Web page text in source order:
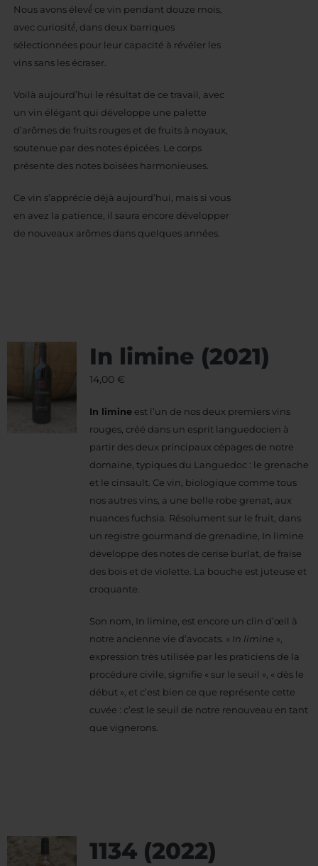
Nous avons élevé́ ce vin pendant douze mois,
avec curiosité́, dans deux barriques
sélectionnées pour leur capacité à révéler les
vins sans les écraser.
Voilà aujourd’hui le résultat de ce travail, avec
un vin élégant qui développe une palette
d’arômes de fruits rouges et de fruits à noyaux,
soutenue par des notes épicées. Le corps
présente des notes boisées harmonieuses.
Ce vin s’apprécie déjà aujourd’hui, mais si vous
en avez la patience, il saura encore développer
de nouveaux arômes dans quelques années.
In limine (2021)
14,00 €
In limineest l’un de nos deux premiers vins
rouges, créé dans un esprit languedocien à
partir des deux principaux cépages de notre
domaine, typiques du Languedoc : le grenache
et le cinsault. Ce vin, biologique comme tous
nos autres vins, a une belle robe grenat, aux
nuances fuchsia. Résolument sur le fruit, dans
un registre gourmand de grenadine, In limine
développe des notes de cerise burlat, de fraise
des bois et de violette. La bouche est juteuse et
croquante.
Son nom, In limine, est encore un clin d’œil à
notre ancienne vie d’avocats. « In limine »,
expression très utilisée par les praticiens de la
procédure civile, signifie « sur le seuil », « dès le
début », et c’est bien ce que représente cette
cuvée : c’est le seuil de notre renouveau en tant
que vignerons.
1134 (2022)